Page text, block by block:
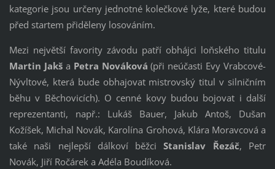
kategorie jsou určeny jednotné kolečkové lyže, které budou
před startem přiděleny losováním.
Mezi největší favority závodu patří obhájci loňského titulu
Martin Jakša Petra Nováková (při neúčasti Evy Vrabcové-
Nývltové, která bude obhajovat mistrovský titul v silničním
běhu v Běchovicích). O cenné kovy budou bojovat i další
reprezentanti, např.: Lukáš Bauer, Jakub Antoš, Dušan
Kožíšek, Michal Novák, Karolína Grohová, Klára Moravcová a
také naši nejlepší dálkoví běžciStanislav Řezáč, Petr
Novák, Jiří Ročárek a Adéla Boudíková.